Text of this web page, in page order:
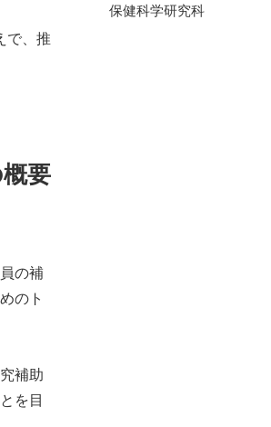
で、推
要
の補
のト
補助
を目
保健科学研究科